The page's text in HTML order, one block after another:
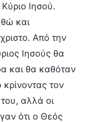
Ιησού.
και
Από την
Ιησούς θα
και θα καθόταν
τον
αλλά οι
ότι ο Θεός